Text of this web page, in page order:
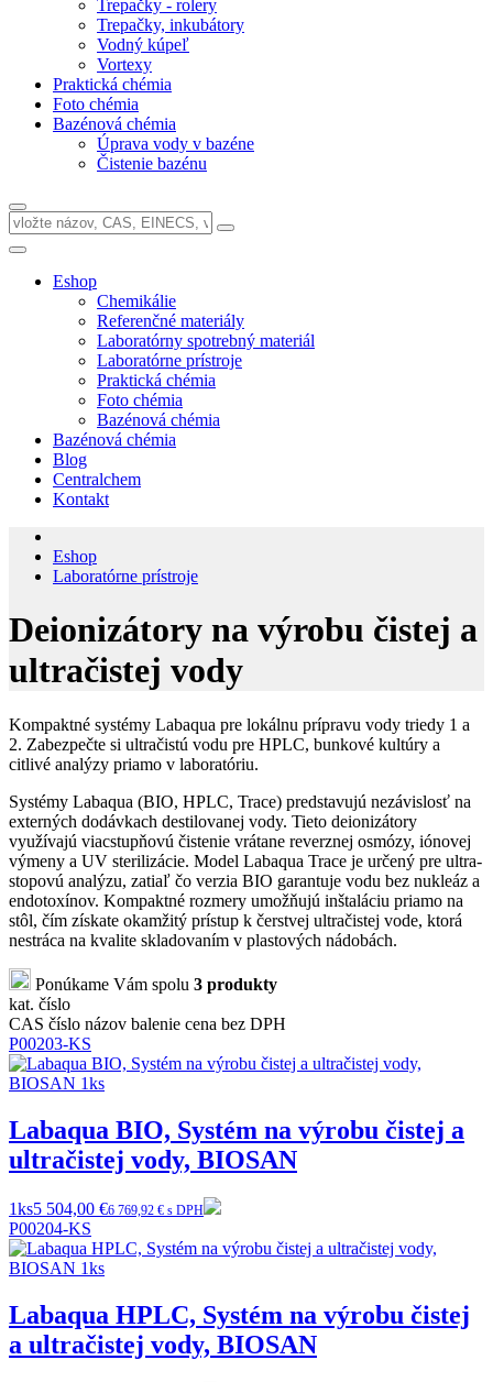
Trepačky - rolery
Trepačky, inkubátory
Vodný kúpeľ
Vortexy
Praktická chémia
Foto chémia
Bazénová chémia
Úprava vody v bazéne
Čistenie bazénu
Eshop
Chemikálie
Referenčné materiály
Laboratórny spotrebný materiál
Laboratórne prístroje
Praktická chémia
Foto chémia
Bazénová chémia
Bazénová chémia
Blog
Centralchem
Kontakt
Eshop
Laboratórne prístroje
Deionizátory na výrobu čistej a
ultračistej vody
Kompaktné systémy Labaqua pre lokálnu prípravu vody triedy 1 a
2. Zabezpečte si ultračistú vodu pre HPLC, bunkové kultúry a
citlivé analýzy priamo v laboratóriu.
Systémy Labaqua (BIO, HPLC, Trace) predstavujú nezávislosť na
externých dodávkach destilovanej vody. Tieto deionizátory
využívajú viacstupňovú čistenie vrátane reverznej osmózy, iónovej
výmeny a UV sterilizácie. Model Labaqua Trace je určený pre ultra-
stopovú analýzu, zatiaľ čo verzia BIO garantuje vodu bez nukleáz a
endotoxínov. Kompaktné rozmery umožňujú inštaláciu priamo na
stôl, čím získate okamžitý prístup k čerstvej ultračistej vode, ktorá
nestráca na kvalite skladovaním v plastových nádobách.
Ponúkame Vám spolu 3 produkty
kat. číslo
CAS číslo názov balenie cena bez DPH
P00203-KS
Labaqua BIO, Systém na výrobu čistej a
ultračistej vody, BIOSAN
1ks5 504,00 €6 769,92 € s DPH
P00204-KS
Labaqua HPLC, Systém na výrobu čistej
a ultračistej vody, BIOSAN